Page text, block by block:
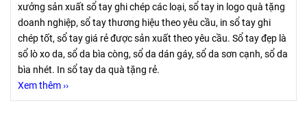
xưởng sản xuất sổ tay ghi chép các loại, sổ tay in logo quà tặng
doanh nghiệp, sổ tay thương hiệu theo yêu cầu, in sổ tay ghi
chép tốt, sổ tay giá rẻ được sản xuất theo yêu cầu. Sổ tay đẹp là
sổ lò xo da, sổ da bìa còng, sổ da dán gáy, sổ da sơn cạnh, sổ da
bìa nhét. In sổ tay da quà tặng rẻ.
Xem thêm ››